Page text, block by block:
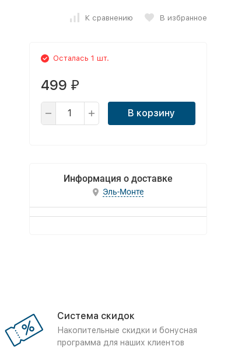
К сравнению В избранное
Осталась 1 шт.
499 ₽
В корзину
Информация о доставке
Эль-Монте
Система скидок
Накопительные скидки и бонусная
программа для наших клиентов